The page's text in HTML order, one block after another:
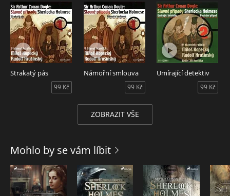
Strakatý pás
99 Kč
Námořní smlouva
99 Kč
Umírající detektiv
99 Kč
ZOBRAZIT VŠE
Mohlo by se vám líbit